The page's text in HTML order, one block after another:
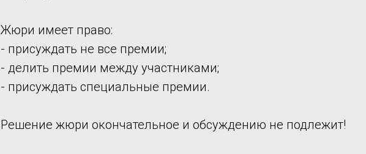
Жюри имеет право:
- присуждать не все премии;
- делить премии между участниками;
- присуждать специальные премии.
Решение жюри окончательное и обсуждению не подлежит!